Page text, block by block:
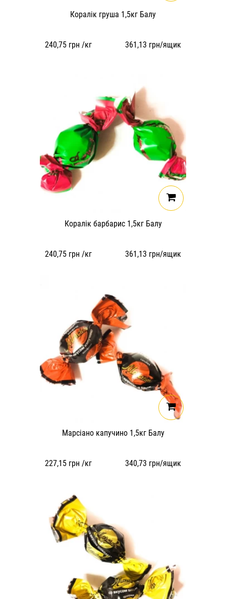
Коралік груша 1,5кг Балу
240,75 грн /кг 361,13 грн/ящик
Коралік барбарис 1,5кг Балу
240,75 грн /кг 361,13 грн/ящик
Марсіано капучино 1,5кг Балу
227,15 грн /кг 340,73 грн/ящик